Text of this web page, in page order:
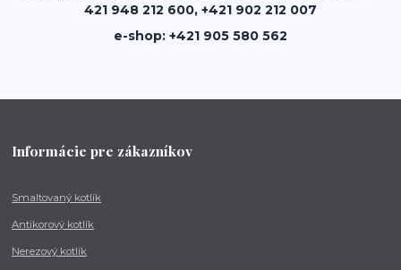
421 948 212 600, +421 902 212 007
e-shop: +421 905 580 562
Informácie pre zákazníkov
Smaltovaný kotlík
Antikorový kotlík
Nerezový kotlík